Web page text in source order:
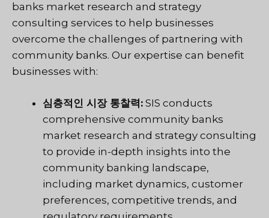
banks market research and strategy
consulting services to help businesses
overcome the challenges of partnering with
community banks. Our expertise can benefit
businesses with:
심층적인 시장 통찰력: SIS conducts
comprehensive community banks
market research and strategy consulting
to provide in-depth insights into the
community banking landscape,
including market dynamics, customer
preferences, competitive trends, and